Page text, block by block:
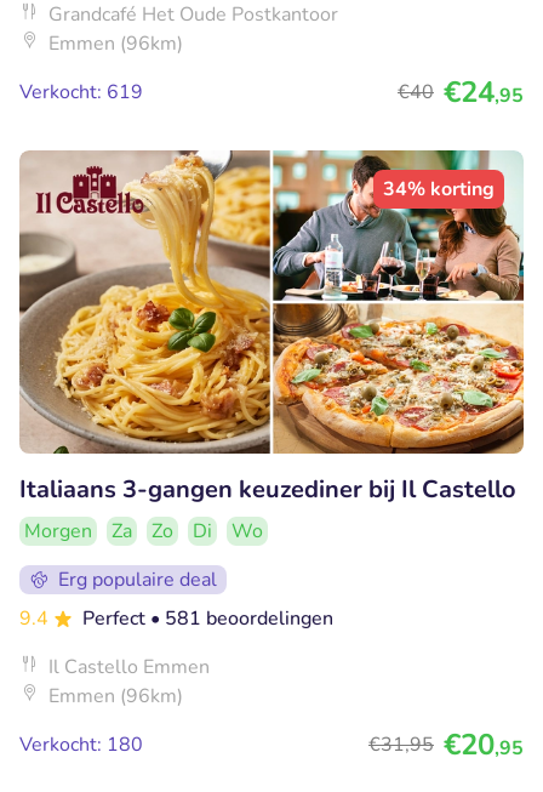
Grandcafé Het Oude Postkantoor
Emmen (96km)
Verkocht: 619
€40 €24,95
34% korting
Italiaans 3-gangen keuzediner bij Il Castello
Morgen Za Zo Di
Wo
Erg populaire deal
9.4
Perfect • 581 beoordelingen
Il Castello Emmen
Emmen (96km)
Verkocht: 180
€31,95 €20,95